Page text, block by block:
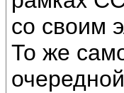
со своим
То же